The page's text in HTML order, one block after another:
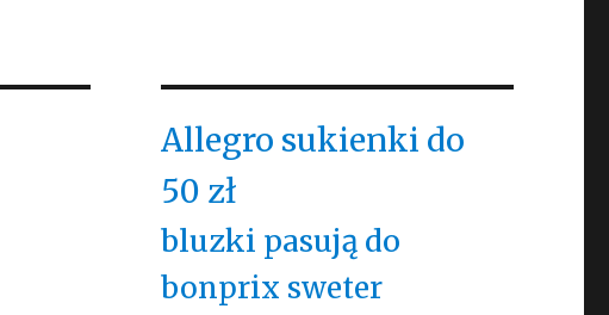
Allegro sukienki do
50 zł
bluzki pasują do
bonprix sweter